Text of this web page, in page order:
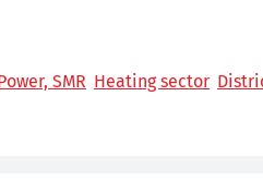
SMR Heating sector